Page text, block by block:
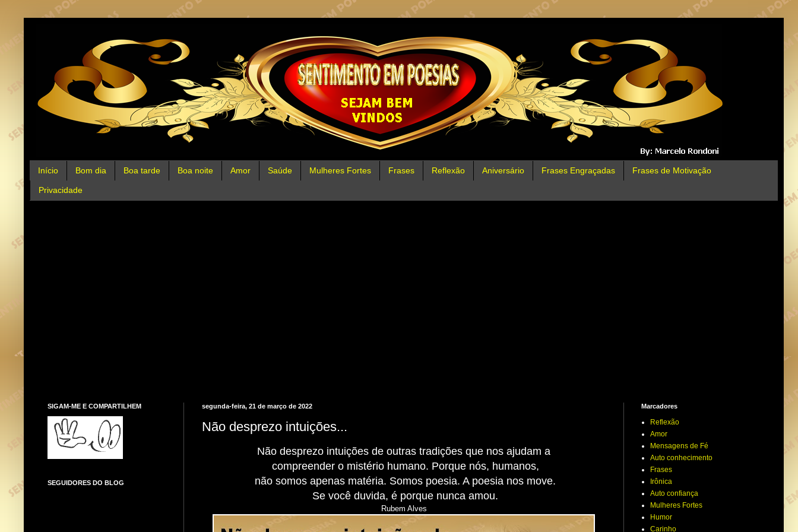
Início Bom dia Boa tarde Boa noite Amor Saúde Mulheres Fortes Frases Reflexão Aniversário Frases Engraçadas Frases de Motivação
Privacidade
segunda-feira, 21 de março de 2022
Não desprezo intuições...
Não desprezo intuições de outras tradições que nos ajudam a
compreender o mistério humano. Porque nós, humanos,
não somos apenas matéria. Somos poesia. A poesia nos move.
Se você duvida, é porque nunca amou.
Rubem Alves
SIGAM-ME E COMPARTILHEM
SEGUIDORES DO BLOG
Marcadores
Reflexão
Amor
Mensagens de Fé
Auto conhecimento
Frases
Irônica
Auto confiança
Mulheres Fortes
Humor
Carinho